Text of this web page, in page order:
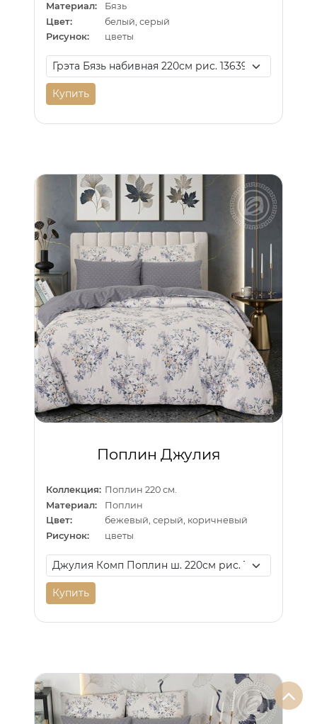
Материал:
Бязь
Цвет:
белый, серый
Рисунок:
цветы
Купить
Поплин Джулия
Коллекция: Поплин 220 см.
Материал:
Поплин
Цвет:
бежевый, серый, коричневый
Рисунок:
цветы
Купить